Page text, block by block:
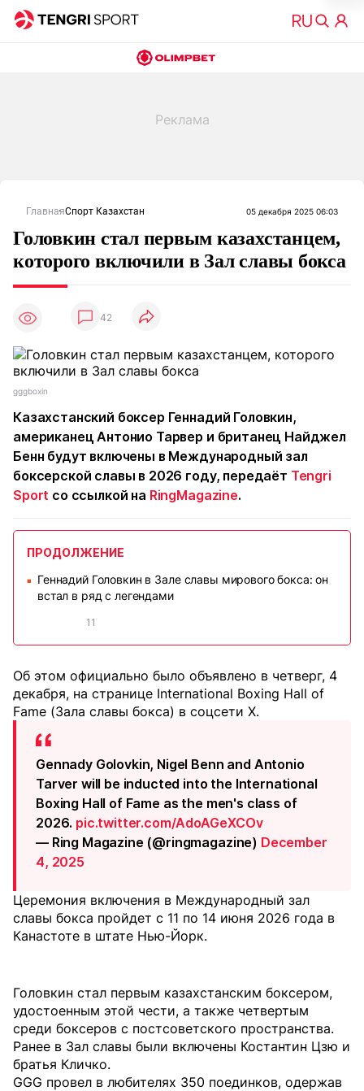
ГлавнаяСпорт Казахстан 05 декабря 2025 06:03
Головкин стал первым казахстанцем,
которого включили в Зал славы бокса
42
gggboxin
Казахстанский боксер Геннадий Головкин,
американец Антонио Тарвер и британец Найджел
Бенн будут включены в Международный зал
боксерской славы в 2026 году, передаёт Tengri
Sport со ссылкой на RingMagazine.
ПРОДОЛЖЕНИЕ
■
Геннадий Головкин в Зале славы мирового бокса: он
встал в ряд с легендами
11
Об этом официально было объявлено в четверг, 4
декабря, на странице International Boxing Hall of
Fame (Зала славы бокса) в соцсети Х.
Gennady Golovkin, Nigel Benn and Antonio
Tarver will be inducted into the International
Boxing Hall of Fame as the men's class of
2026. pic.twitter.com/AdoAGeXCOv
— Ring Magazine (@ringmagazine) December
4, 2025
Церемония включения в Международный зал
славы бокса пройдет с 11 по 14 июня 2026 года в
Канастоте в штате Нью-Йорк.
Головкин стал первым казахстанским боксером,
удостоенным этой чести, а также четвертым
среди боксеров с постсоветского пространства.
Ранее в Зал славы были включены Костантин Цзю и
братья Кличко.
GGG провел в любителях 350 поединков, одержав